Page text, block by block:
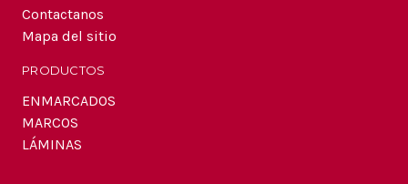
Contactanos
Mapa del sitio
PRODUCTOS
ENMARCADOS
MARCOS
LÁMINAS